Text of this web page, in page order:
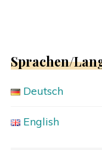
Sprachen/
Deutsch
English